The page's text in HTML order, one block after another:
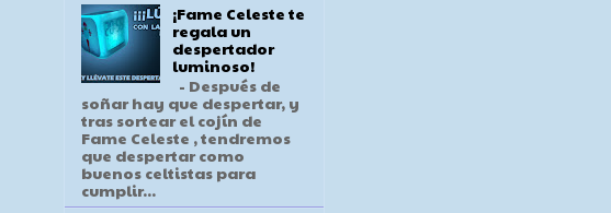
¡Fame Celeste te
regala un
despertador
luminoso!
- Después de
soñar hay que despertar, y
tras sortear el cojín de
Fame Celeste , tendremos
que despertar como
buenos celtistas para
cumplir...